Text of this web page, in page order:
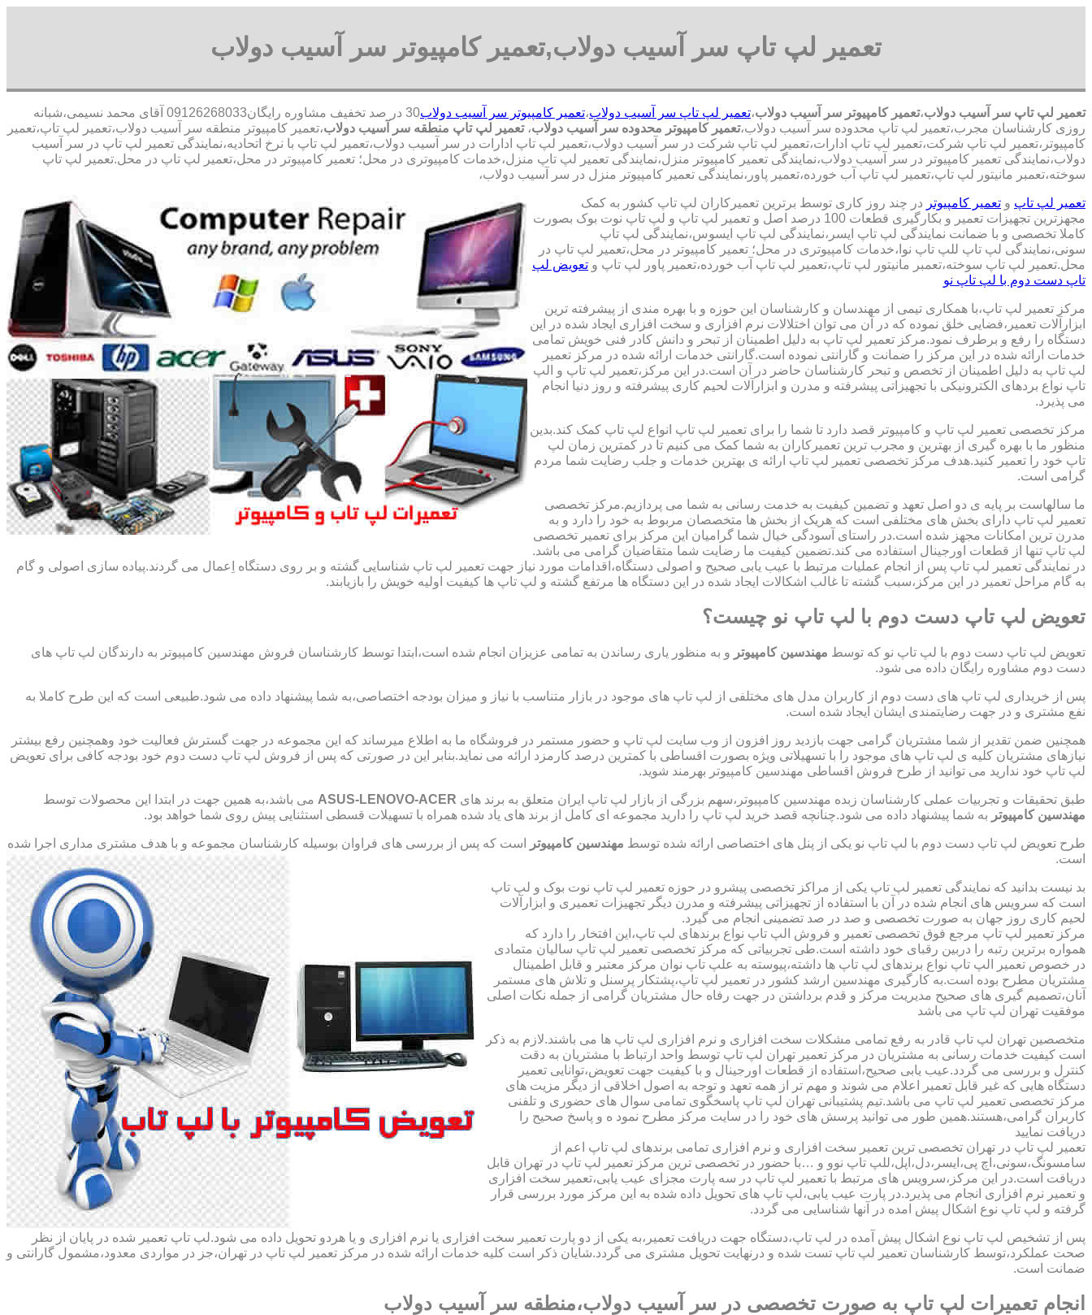
تعمیر لپ تاپ سر آسیب دولاب,تعمیر کامپیوتر سر آسیب دولاب
تعمیر لپ تاپ سر آسیب دولاب،تعمیر کامپیوتر سر آسیب دولاب،تعمیر لپ تاپ سر آسیب دولاب،تعمیر کامپیوتر سر آسیب دولاب
30 در صد تخفیف مشاوره رایگان09126268033 آقای محمد نسیمی،شبانه
روزی کارشناسان مجرب،تعمیر لپ تاپ محدوده سر آسیب دولاب،تعمیر کامپیوتر محدوده سر آسیب دولاب، تعمیر لپ تاپ منطقه سر آسیب دولاب،تعمیر کامپیوتر منطقه سر آسیب دولاب،تعمیر لپ تاپ،تعمیر
کامپیوتر،تعمیر لپ تاپ شرکت،تعمیر لپ تاپ ادارات،تعمیر لپ تاپ شرکت در سر آسیب دولاب،تعمیر لپ تاپ ادارات در سر آسیب دولاب،تعمیر لپ تاپ با نرخ اتحادیه،نمایندگی تعمیر لپ تاپ در سر آسیب
دولاب،نمایندگی تعمیر کامپیوتر در سر آسیب دولاب،نمایندگی تعمیر کامپیوتر منزل،نمایندگی تعمیر لپ تاپ منزل،خدمات کامپیوتری در محل؛ تعمیر کامپیوتر در محل،تعمیر لپ تاپ در محل.تعمیر لپ تاپ
سوخته،تعمبر مانیتور لپ تاپ،تعمیر لپ تاپ آب خورده،تعمیر پاور،نمایندگی تعمیر کامپیوتر منزل در سر آسیب دولاب،
تعمیر لپ تاپ و تعمیر کامپیوتر در چند روز کاری توسط برترین تعمیرکاران لپ تاپ کشور به کمک
مجهزترین تجهیزات تعمیر و بکارگیری قطعات 100 درصد اصل و تعمیر لپ تاپ و لپ تاپ نوت بوک بصورت
کاملا تخصصی و با ضمانت نمایندگی لپ تاپ ایسر،نمایندگی لپ تاپ ایسوس،نمایندگی لپ تاپ
سونی،نمایندگی لپ تاپ للپ تاپ نوا،خدمات کامپیوتری در محل؛ تعمیر کامپیوتر در محل،تعمیر لپ تاپ در
محل.تعمیر لپ تاپ سوخته،تعمبر مانیتور لپ تاپ،تعمیر لپ تاپ آب خورده،تعمیر پاور لپ تاپ و تعویض لپ
تاپ دست دوم با لپ تاپ نو
مرکز تعمیر لپ تاپ،با همکاری تیمی از مهندسان و کارشناسان این حوزه و با بهره مندی از پیشرفته ترین
ابزارآلات تعمیر،فضایی خلق نموده که در آن می توان اختلالات نرم افزاری و سخت افزاری ایجاد شده در این
دستگاه را رفع و برطرف نمود.مرکز تعمیر لپ تاپ به دلیل اطمینان از تبحر و دانش کادر فنی خویش تمامی
خدمات ارائه شده در این مرکز را ضمانت و گارانتی نموده است.گارانتی خدمات ارائه شده در مرکز تعمیر
لپ تاپ به دلیل اطمینان از تخصص و تبحر کارشناسان حاضر در آن است.در این مرکز،تعمیر لپ تاپ و الپ
تاپ نواع بردهای الکترونیکی با تجهیزاتی پیشرفته و مدرن و ابزارآلات لحیم کاری پیشرفته و روز دنیا انجام
می پذیرد.
مرکز تخصصی تعمیر لپ تاپ و کامپیوتر قصد دارد تا شما را برای تعمیر لپ تاپ انواع لپ تاپ کمک کند.بدین
منظور ما با بهره گیری از بهترین و مجرب ترین تعمیرکاران به شما کمک می کنیم تا در کمترین زمان لپ
تاپ خود را تعمیر کنید.هدف مرکز تخصصی تعمیر لپ تاپ ارائه ی بهترین خدمات و جلب رضایت شما مردم
گرامی است.
ما سالهاست بر پایه ی دو اصل تعهد و تضمین کیفیت به خدمت رسانی به شما می پردازیم.مرکز تخصصی
تعمیر لپ تاپ دارای بخش های مختلفی است که هریک از بخش ها متخصصان مربوط به خود را دارد و به
مدرن ترین امکانات مجهز شده است.در راستای آسودگی خیال شما گرامیان این مرکز برای تعمیر تخصصی
لپ تاپ تنها از قطعات اورجینال استفاده می کند.تضمین کیفیت ما رضایت شما متقاضیان گرامی می باشد.
در نمایندگی تعمیر لپ تاپ پس از انجام عملیات مرتبط با عیب یابی صحیح و اصولی دستگاه،اقدامات مورد نیاز جهت تعمیر لپ تاپ شناسایی گشته و بر روی دستگاه اِعمال می گردند.پیاده سازی اصولی و گام
به گام مراحل تعمیر در این مرکز،سبب گشته تا غالب اشکالات ایجاد شده در این دستگاه ها مرتفع گشته و لپ تاپ ها کیفیت اولیه خویش را بازیابند.
تعویض لپ تاپ دست دوم با لپ تاپ نو چیست؟
تعویض لپ تاپ دست دوم با لپ تاپ نو که توسط مهندسین کامپیوتر و به منظور یاری رساندن به تمامی عزیزان انجام شده است،ابتدا توسط کارشناسان فروش مهندسین کامپیوتر به دارندگان لپ تاپ های
دست دوم مشاوره رایگان داده می شود.
پس از خریداری لپ تاپ های دست دوم از کاربران مدل های مختلفی از لپ تاپ های موجود در بازار متناسب با نیاز و میزان بودجه اختصاصی،به شما پیشنهاد داده می شود.طبیعی است که این طرح کاملا به
نفع مشتری و در جهت رضایتمندی ایشان ایجاد شده است.
همچنین ضمن تقدیر از شما مشتریان گرامی جهت بازدید روز افزون از وب سایت لپ تاپ و حضور مستمر در فروشگاه ما به اطلاع میرساند که این مجموعه در جهت گسترش فعالیت خود وهمچنین رفع بیشتر
نیازهای مشتریان کلیه ی لپ تاپ های موجود را با تسهیلاتی ویژه بصورت اقساطی با کمترین درصد کارمزد ارائه می نماید.بنابر این در صورتی که پس از فروش لپ تاپ دست دوم خود بودجه کافی برای تعویض
لپ تاپ خود ندارید می توانید از طرح فروش اقساطی مهندسین کامپیوتر بهرمند شوید.
طبق تحقیقات و تجربیات عملی کارشناسان زبده مهندسین کامپیوتر،سهم بزرگی از بازار لپ تاپ ایران متعلق به برند های ASUS-LENOVO-ACER می باشد،به همین جهت در ابتدا این محصولات توسط
مهندسین کامپیوتر به شما پیشنهاد داده می شود.چنانچه قصد خرید لپ تاپ را دارید مجموعه ای کامل از برند های یاد شده همراه با تسهیلات قسطی استثنایی پیش روی شما خواهد بود.
طرح تعویض لپ تاپ دست دوم با لپ تاپ نو یکی از پنل های اختصاصی ارائه شده توسط مهندسین کامپیوتر
است که پس از بررسی های فراوان بوسیله کارشناسان مجموعه و با هدف مشتری مداری اجرا شده
است.
بد نیست بدانید که نمایندگی تعمیر لپ تاپ یکی از مراکز تخصصی پیشرو در حوزه تعمیر لپ تاپ نوت بوک و لپ تاپ
است که سرویس های انجام شده در آن با استفاده از تجهیزاتی پیشرفته و مدرن دیگر تجهیزات تعمیری و ابزارآلات
لحیم کاری روز جهان به صورت تخصصی و صد در صد تضمینی انجام می گیرد.
مرکز تعمیر لپ تاپ مرجع فوق تخصصی تعمیر و فروش الپ تاپ نواع برندهای لپ تاپ،این افتخار را دارد که
همواره برترین رتبه را دربین رقبای خود داشته است.طی تجربیاتی که مرکز تخصصی تعمیر لپ تاپ سالیان متمادی
در خصوص تعمیر الپ تاپ نواع برندهای لپ تاپ ها داشته،پیوسته به علپ تاپ نوان مرکز معتبر و قابل اطمینال
مشتریان مطرح بوده است.به کارگیری مهندسین ارشد کشور در تعمیر لپ تاپ،پشتکار پرسنل و تلاش های مستمر
آنان،تصمیم گیری های صحیح مدیریت مرکز و قدم برداشتن در جهت رفاه حال مشتریان گرامی از جمله نکات اصلی
موفقیت تهران لپ تاپ می باشد
متخصصین تهران لپ تاپ قادر به رفع تمامی مشکلات سخت افزاری و نرم افزاری لپ تاپ ها می باشند.لازم به ذکر
است کیفیت خدمات رسانی به مشتریان در مرکز تعمیر تهران لپ تاپ توسط واحد ارتباط با مشتریان به دقت
کنترل و بررسی می گردد.عیب یابی صحیح،استفاده از قطعات اورجینال و با کیفیت جهت تعویض،توانایی تعمیر
دستگاه هایی که غیر قابل تعمیر اعلام می شوند و مهم تر از همه تعهد و توجه به اصول اخلاقی از دیگر مزیت های
مرکز تخصصی تعمیر لپ تاپ می باشد.تیم پشتیبانی تهران لپ تاپ پاسخگوی تمامی سوال های حضوری و تلفنی
کاربران گرامی،هستند.همین طور می توانید پرسش های خود را در سایت مرکز مطرح نمود ه و پاسخ صحیح را
دریافت نمایید
تعمیر لپ تاپ در تهران تخصصی ترین تعمیر سخت افزاری و نرم افزاری تمامی برندهای لپ تاپ اعم از
سامسونگ،سونی،اچ پی،ایسر،دل،اپل،للپ تاپ نوو و …با حضور در تخصصی ترین مرکز تعمیر لپ تاپ در تهران قابل
دریافت است.در این مرکز،سرویس های مرتبط با تعمیر لپ تاپ در سه پارت مجزای عیب یابی،تعمیر سخت افزاری
و تعمیر نرم افزاری انجام می پذیرد.در پارت عیب یابی،لپ تاپ های تحویل داده شده به این مرکز مورد بررسی قرار
گرفته و لپ تاپ نوع اشکال پیش امده در آنها شناسایی می گردد.
پس از تشخیص لپ تاپ نوع اشکال پیش آمده در لپ تاپ،دستگاه جهت دریافت تعمیر،به یکی از دو پارت تعمیر سخت افزاری یا نرم افزاری و یا هردو تحویل داده می شود.لپ تاپ تعمیر شده در پایان از نظر
صحت عملکرد،توسط کارشناسان تعمیر لپ تاپ تست شده و درنهایت تحویل مشتری می گردد.شایان ذکر است کلیه خدمات ارائه شده در مرکز تعمیر لپ تاپ در تهران،جز در مواردی معدود،مشمول گارانتی و
ضمانت است.
انجام تعمیرات لپ تاپ به صورت تخصصی در سر آسیب دولاب،منطقه سر آسیب دولاب